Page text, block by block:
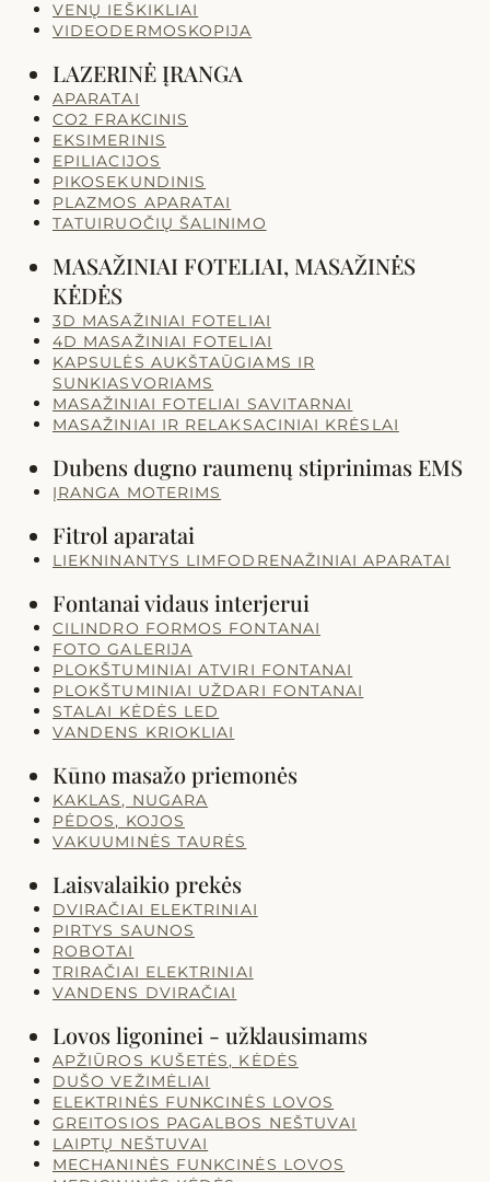
VENŲ IEŠKIKLIAI
VIDEODERMOSKOPIJA
LAZERINĖ ĮRANGA
APARATAI
CO2 FRAKCINIS
EKSIMERINIS
EPILIACIJOS
PIKOSEKUNDINIS
PLAZMOS APARATAI
TATUIRUOČIŲ ŠALINIMO
MASAŽINIAI FOTELIAI, MASAŽINĖS
KĖDĖS
3D MASAŽINIAI FOTELIAI
4D MASAŽINIAI FOTELIAI
KAPSULĖS AUKŠTAŪGIAMS IR
SUNKIASVORIAMS
MASAŽINIAI FOTELIAI SAVITARNAI
MASAŽINIAI IR RELAKSACINIAI KRĖSLAI
Dubens dugno raumenų stiprinimas EMS
ĮRANGA MOTERIMS
Fitrol aparatai
LIEKNINANTYS LIMFODRENAŽINIAI APARATAI
Fontanai vidaus interjerui
CILINDRO FORMOS FONTANAI
FOTO GALERIJA
PLOKŠTUMINIAI ATVIRI FONTANAI
PLOKŠTUMINIAI UŽDARI FONTANAI
STALAI KĖDĖS LED
VANDENS KRIOKLIAI
Kūno masažo priemonės
KAKLAS, NUGARA
PĖDOS, KOJOS
VAKUUMINĖS TAURĖS
Laisvalaikio prekės
DVIRAČIAI ELEKTRINIAI
PIRTYS SAUNOS
ROBOTAI
TRIRAČIAI ELEKTRINIAI
VANDENS DVIRAČIAI
Lovos ligoninei - užklausimams
APŽIŪROS KUŠETĖS, KĖDĖS
DUŠO VEŽIMĖLIAI
ELEKTRINĖS FUNKCINĖS LOVOS
GREITOSIOS PAGALBOS NEŠTUVAI
LAIPTŲ NEŠTUVAI
MECHANINĖS FUNKCINĖS LOVOS